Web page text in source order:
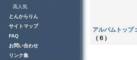
高人気
とんからりん
サイトマップ
FAQ
お問い合わせ
リンク集
アルバムトップ:
（６）